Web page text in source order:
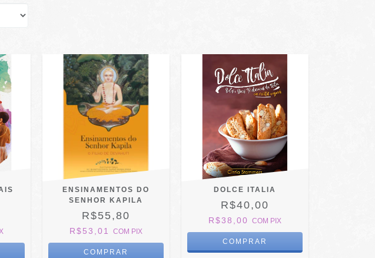
ENSINAMENTOS DO
SENHOR KAPILA
R$55,80
R$53,01COM PIX
DOLCE ITALIA
R$40,00
R$38,00COM PIX